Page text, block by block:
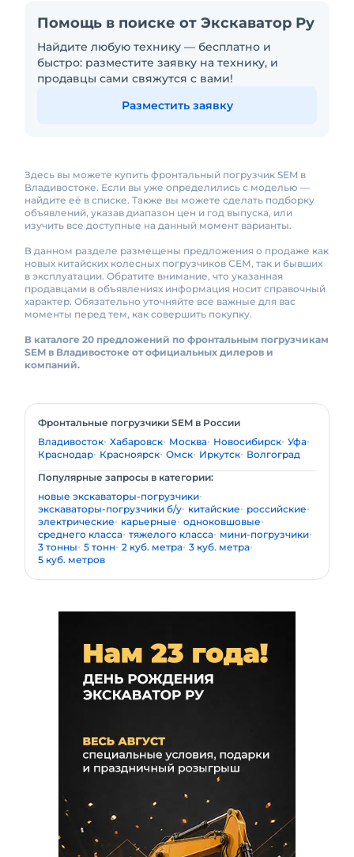
Помощь в поиске от Экскаватор Ру
Найдите любую технику — бесплатно и
быстро: разместите заявку на технику, и
продавцы сами свяжутся с вами!
Разместить заявку
Здесь вы можете купить фронтальный погрузчик SEM в
Владивостоке. Если вы уже определились с моделью —
найдите её в списке. Также вы можете сделать подборку
объявлений, указав диапазон цен и год выпуска, или
изучить все доступные на данный момент варианты.
В данном разделе размещены предложения о продаже как
новых китайских колесных погрузчиков СЕМ, так и бывших
в эксплуатации. Обратите внимание, что указанная
продавцами в объявлениях информация носит справочный
характер. Обязательно уточняйте все важные для вас
моменты перед тем, как совершить покупку.
В каталоге 20 предложений по фронтальным погрузчикам
SEM в Владивостоке от официальных дилеров и
компаний.
Фронтальные погрузчики SEM в России
Владивосток Хабаровск Москва Новосибирск Уфа
Краснодар Красноярск Омск Иркутск Волгоград
Популярные запросы в категории:
новые экскаваторы-погрузчики
экскаваторы-погрузчики б/у китайские
российские
электрические
карьерные одноковшовые
среднего класса тяжелого класса мини-погрузчики
3 тонны 5 тонн 2 куб. метра 3 куб. метра
5 куб. метров